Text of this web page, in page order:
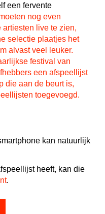
een fervente
nog even
artiesten live te zien,
selectie plaatjes het
alvast veel leuker.
festival van
een afspeellijst
die aan de beurt is,
toegevoegd.
kan natuurlijk
heeft, kan die
.